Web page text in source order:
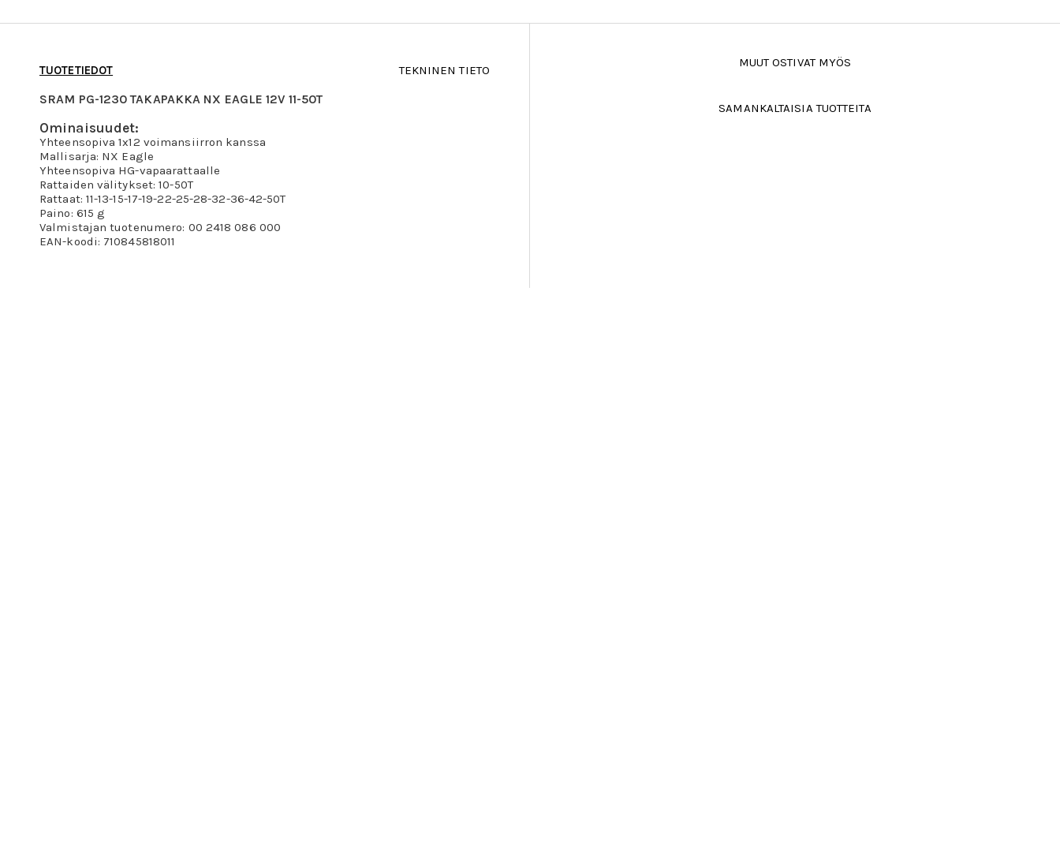
TUOTETIEDOT TEKNINEN TIETO
SRAM PG-1230 TAKAPAKKA NX EAGLE 12V 11-50T
Ominaisuudet:
Yhteensopiva 1x12 voimansiirron kanssa
Mallisarja: NX Eagle
Yhteensopiva HG-vapaarattaalle
Rattaiden välitykset: 10-50T
Rattaat: 11-13-15-17-19-22-25-28-32-36-42-50T
Paino: 615 g
Valmistajan tuotenumero: 00 2418 086 000
EAN-koodi: 710845818011
MUUT OSTIVAT MYÖS
SAMANKALTAISIA TUOTTEITA